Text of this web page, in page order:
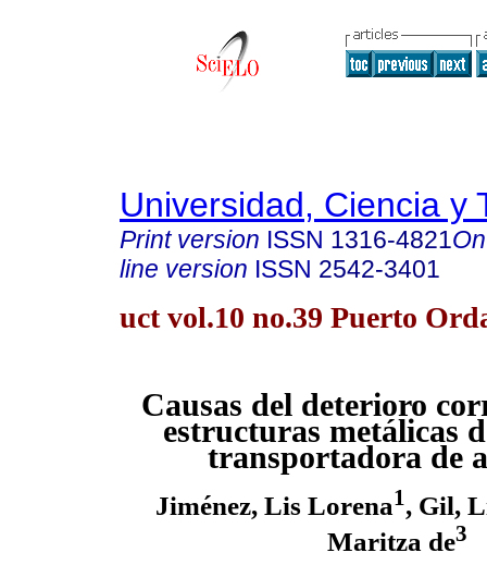
Universidad, Ciencia y
Print version ISSN 1316-4821
line version ISSN 2542-3401
uct vol.10 no.39 Puerto
Causas del deterioro
estructuras metálicas
transportadora de
Jiménez, Lis Lorena1, Gil,
Maritza de3